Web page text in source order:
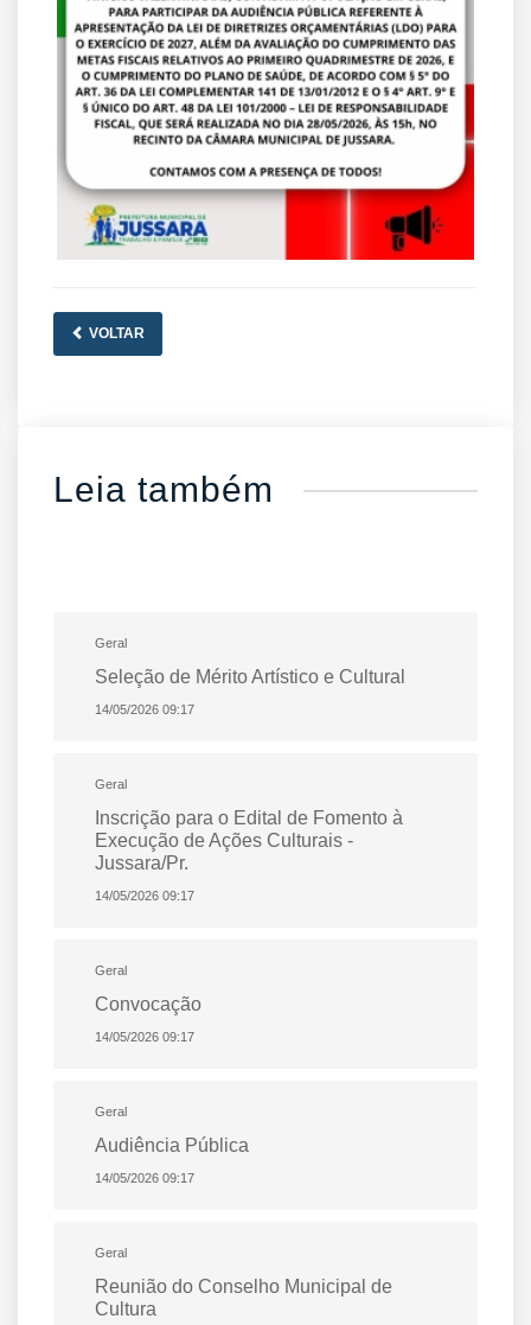
VOLTAR
Leia também
Geral
Seleção de Mérito Artístico e Cultural
14/05/2026 09:17
Geral
Inscrição para o Edital de Fomento à
Execução de Ações Culturais -
Jussara/Pr.
14/05/2026 09:17
Geral
Convocação
14/05/2026 09:17
Geral
Audiência Pública
14/05/2026 09:17
Geral
Reunião do Conselho Municipal de
Cultura